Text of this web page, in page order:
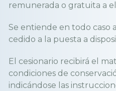
remunerada o gratuita a
Se entiende en todo caso
cedido a la puesta a
El cesionario recibirá el
condiciones de
indicándose las